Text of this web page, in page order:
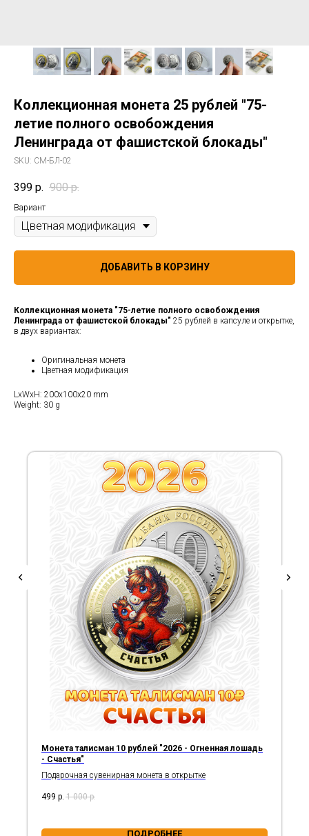
Коллекционная монета 25 рублей "75-
летие полного освобождения
Ленинграда от фашистской блокады"
SKU: СМ-БЛ-02
399 р. 900 р.
Вариант
ДОБАВИТЬ В КОРЗИНУ
Коллекционная монета "75-летие полного освобождения
Ленинграда от фашистской блокады" 25 рублей в капсуле и открытке,
в двух вариантах:
Оригинальная монета
Цветная модификация
LxWxH: 200x100x20 mm
Weight: 30 g
Монета талисман 10 рублей "2026 - Огненная лошадь
- Счастья"
Подарочная сувенирная монета в открытке
499 р. 1 000 р.
ПОДРОБНЕЕ